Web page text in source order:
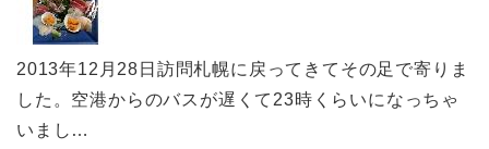
2013年12月28日訪問札幌に戻ってきてその足で寄りま
した。空港からのバスが遅くて23時くらいになっちゃ
いまし…